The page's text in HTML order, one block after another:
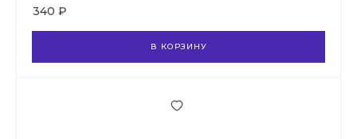
340 ₽
В КОРЗИНУ